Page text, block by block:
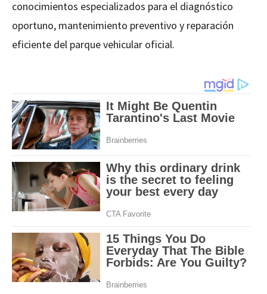
conocimientos especializados para el diagnóstico
oportuno, mantenimiento preventivo y reparación
eficiente del parque vehicular oficial.